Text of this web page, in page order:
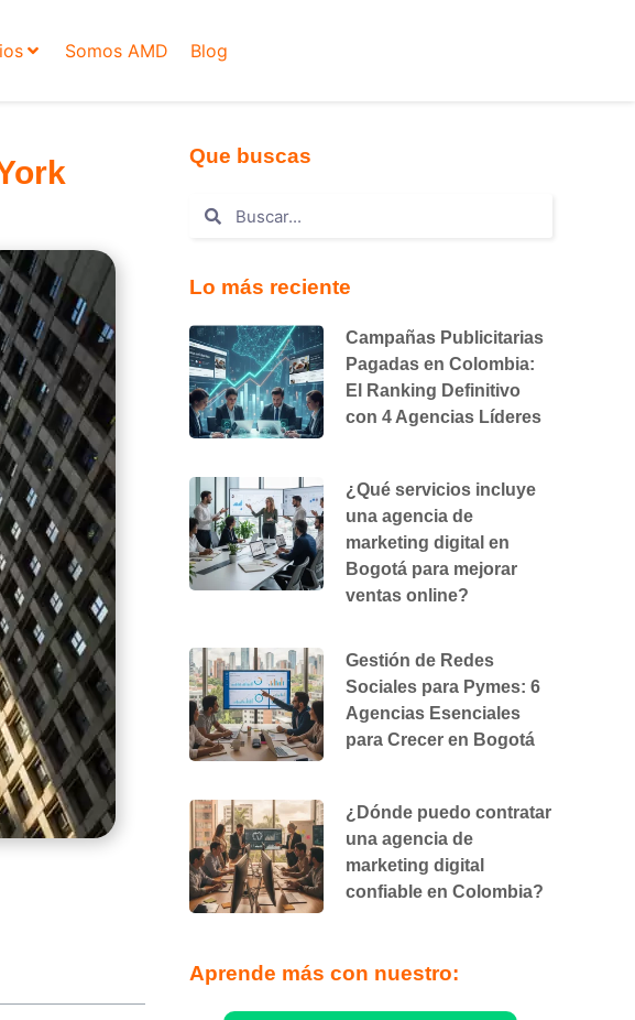
Somos AMD Blog
Que buscas
Lo más reciente
Campañas Publicitarias
Pagadas en Colombia:
El Ranking Definitivo
con 4 Agencias Líderes
¿Qué servicios incluye
una agencia de
marketing digital en
Bogotá para mejorar
ventas online?
Gestión de Redes
Sociales para Pymes: 6
Agencias Esenciales
para Crecer en Bogotá
¿Dónde puedo contratar
una agencia de
marketing digital
confiable en Colombia?
Aprende más con nuestro: